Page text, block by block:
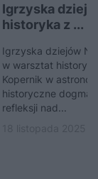
Igrzyska
historyka z ...
Igrzyska dziejów
w warsztat
Kopernik w
historyczne
refleksji nad...